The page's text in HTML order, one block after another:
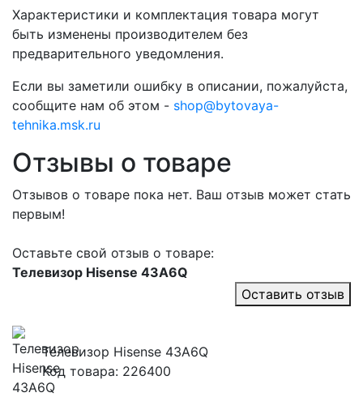
Характеристики и комплектация товара могут
быть изменены производителем без
предварительного уведомления.
Если вы заметили ошибку в описании, пожалуйста,
сообщите нам об этом - shop@bytovaya-
tehnika.msk.ru
Отзывы о товаре
Отзывов о товаре пока нет. Ваш отзыв может стать
первым!
Оставьте свой отзыв о товаре:
Телевизор Hisense 43A6Q
Оставить отзыв
Телевизор Hisense 43A6Q
Код товара: 226400